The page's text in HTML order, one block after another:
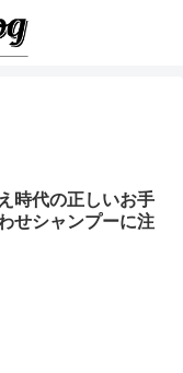
時代の正しいお手
せシャンプーに注